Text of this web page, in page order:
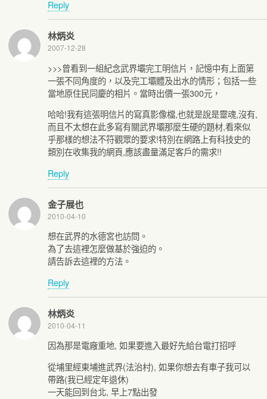
Reply
林炳炎
2007-12-28
>>>曾看到一組紀念武界壩完工明信片，記憶中有上面第
一張不同角度的，以及完工壩體及出水的情形；包括一些
當地原住民同慶的相片。當時出價一張300元，
哈哈!我有這張明信片的寫真影像檔,也就是說是靈魂,沒有,
而且不太想在此多寫有關武界壩那麼生硬的題材,看來似
乎那樣的想法不符觀眾的要求!特別在網路上有科技史的
類別在收集我的網頁,應該盡量滿足客戶的需求!!
Reply
金子展也
2010-04-10
想在武界的水德宮也訪問。
為了去這裡怎麼做基於強迫的。
請告訴去這裡的方法。
Reply
林炳炎
2010-04-11
因為那是電廠重地, 如果要進入最好先給台電打招呼
從埔里經東埔進武界(法治村), 如果你想去有車子我可以
帶路(我已經定年退休)
一天能回到台北, 早上7點出發